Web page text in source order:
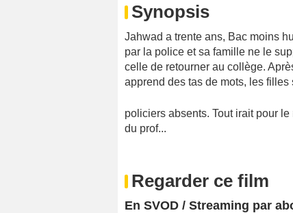
Synopsis
Jahwad a trente ans, Bac moins
par la police et sa famille ne le
celle de retourner au collège.
apprend des tas de mots, les
policiers absents. Tout irait pour
du prof...
Regarder ce film
En SVOD / Streaming par